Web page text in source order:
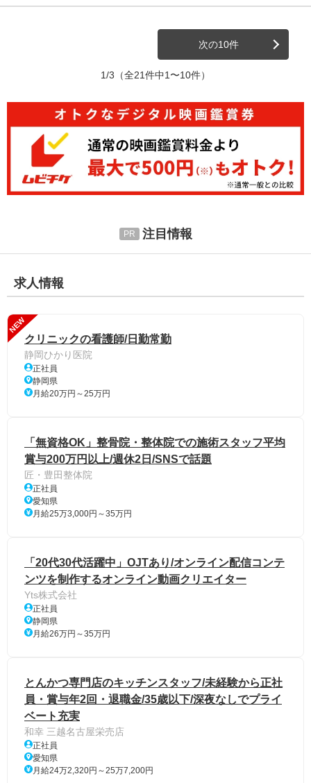
次の10件
1/3 （全21件中1〜10件）
注目情報
求人情報
NEW
クリニックの看護師/日勤常勤
静岡ひかり医院
正社員
静岡県
月給20万円～25万円
「無資格OK」整骨院・整体院での施術スタッフ平均
賞与200万円以上/週休2日/SNSで話題
匠・豊田整体院
正社員
愛知県
月給25万3,000円～35万円
「20代30代活躍中」OJTあり/オンライン配信コンテ
ンツを制作するオンライン動画クリエイター
Yts株式会社
正社員
静岡県
月給26万円～35万円
とんかつ専門店のキッチンスタッフ/未経験から正社
員・賞与年2回・退職金/35歳以下/深夜なしでプライ
ベート充実
和幸 三越名古屋栄売店
正社員
愛知県
月給24万2,320円～25万7,200円